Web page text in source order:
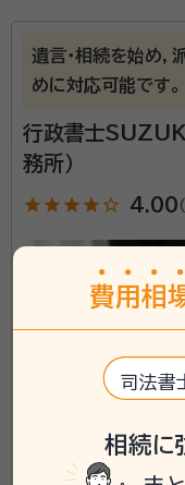
遺言・相続を始め
めに対応可能です。
行政書士
務所）
star star star star star_outline 4.00 （
愛知県に対応可能
費用 相
司法書
相続に